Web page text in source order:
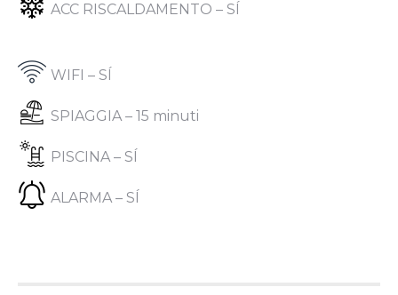
ACC RISCALDAMENTO – SÍ
WIFI – SÍ
SPIAGGIA – 15 minuti
PISCINA – SÍ
ALARMA – SÍ